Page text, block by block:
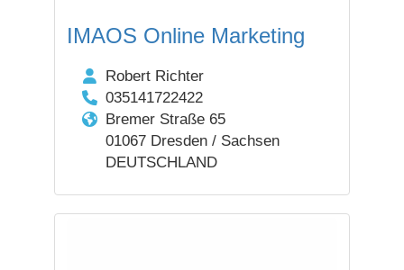
IMAOS Online Marketing
Robert Richter
035141722422
Bremer Straße 65
01067 Dresden / Sachsen
DEUTSCHLAND